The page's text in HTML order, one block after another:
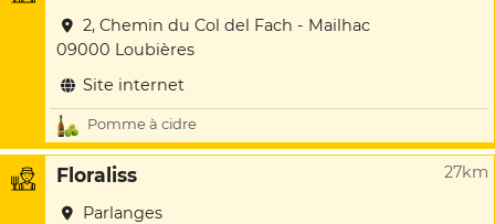
2, Chemin du Col del Fach - Mailhac
09000 Loubières
Site internet
Pomme à cidre
Floraliss 27km
Parlanges